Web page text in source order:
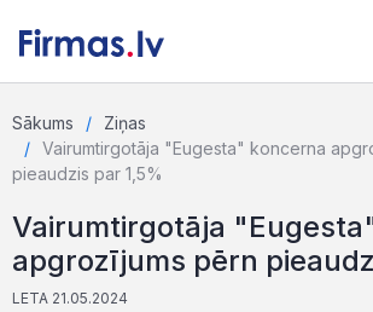
Sākums
Ziņas
Vairumtirgotāja "Eugesta" koncerna
pieaudzis par 1,5%
Vairumtirgotāja
apgrozījums pērn
LETA 21.05.2024